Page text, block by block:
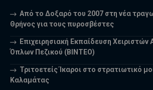
Από το Δοξαρό του 2007 στη νέα
Θρήνος για τους πυροσβέστες
Επιχειρησιακή Εκπαίδευση Χειριστών
Όπλων Πεζικού (ΒΙΝΤΕΟ)
Τριτοετείς Ίκαροι στο στρατιωτικό
Καλαμάτας